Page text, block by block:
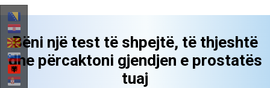
Bëni një test të shpejtë, të thjeshtë
dhe përcaktoni gjendjen e prostatës
tuaj